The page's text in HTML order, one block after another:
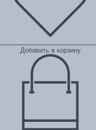
Добавить в корзину